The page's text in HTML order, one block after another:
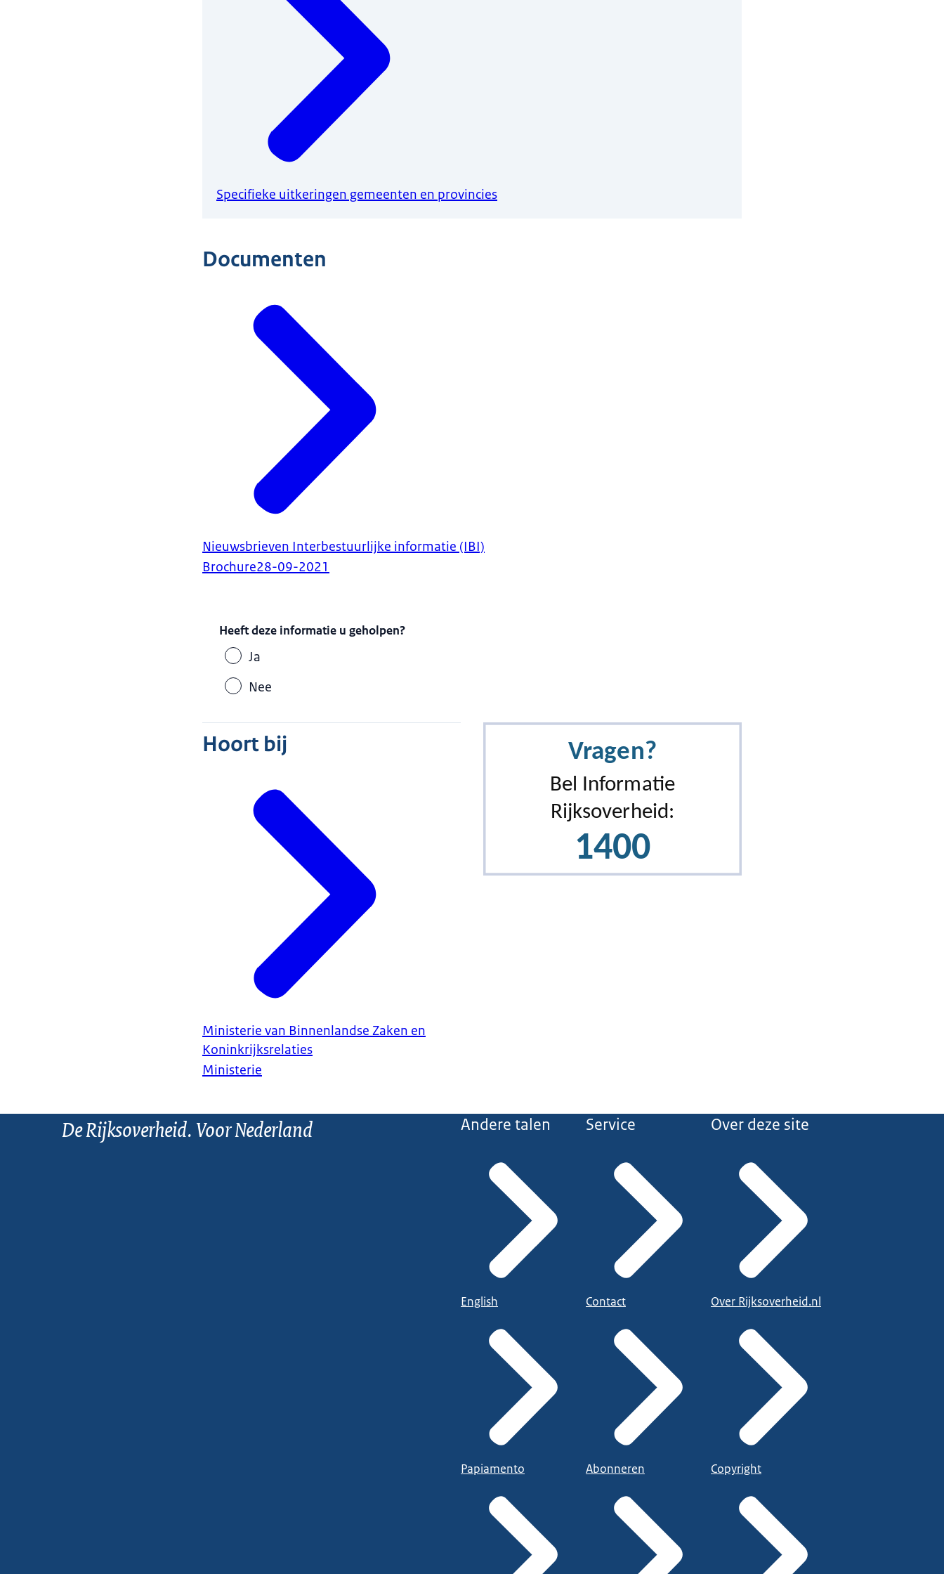
Specifieke uitkeringen gemeenten en provincies
Documenten
Nieuwsbrieven Interbestuurlijke informatie (IBI)
Brochure28-09-2021
Heeft deze informatie u geholpen?
Ja
Nee
Hoort bij
Ministerie van Binnenlandse Zaken en
Koninkrijksrelaties
Ministerie
De Rijksoverheid. Voor Nederland Andere talen
English
Papiamento
Service
Contact
Abonneren
Over deze site
Over Rijksoverheid.nl
Copyright